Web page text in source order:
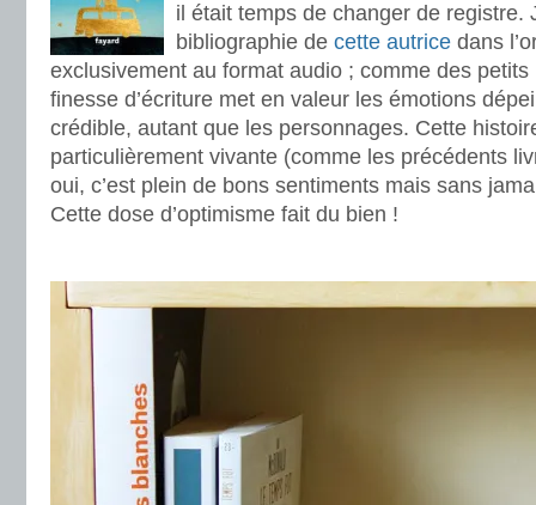
il était temps de changer de registre.
bibliographie de cette autrice dans
exclusivement au format audio ; comme des
finesse d’écriture met en valeur les émotions
crédible, autant que les personnages. Cette
particulièrement vivante (comme les précédents
oui, c’est plein de bons sentiments mais sans
Cette dose d’optimisme fait du bien !